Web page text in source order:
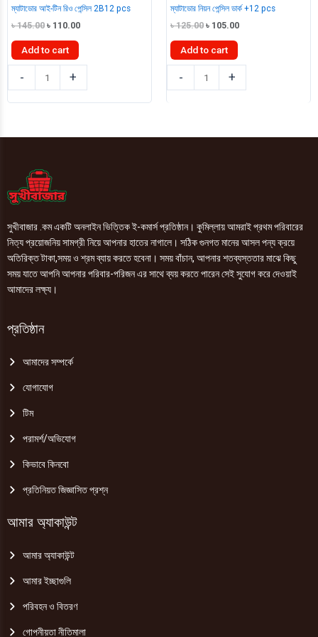
ম্যাটাডোর আই-টিন রিও পেন্সিল 2B12 pcs
৳145.00 Original
was:
৳ 145.00.
৳ 110.00Current
Add to cart
-
আই-
টিন
পেন্সিল
quantity
+
ম্যাটাডোর নিয়ন পেন্সিল ডার্ক +12 pcs
৳125.00 Original
was:
৳ 125.00.
৳ 105.00Current
Add to cart
-
নিয়ন
পেন্সিল
+12
+
সুখীবাজার .কম একটি অনলাইন ভিত্তিক ই-কমার্স প্রতিষ্ঠান। কুমিল্লায় আমরাই প্রথম পরিবারের
নিত্য প্রয়োজনিয় সামগ্রী নিয়ে আপনার হাতের নাগালে। সঠিক গুনগত মানের আসল পন্য ক্রয়ে
অতিরিক্ত টাকা,সময় ও শ্রম ব্যায় করতে হবেনা। সময় বাঁচান, আপনার শতব্যস্ততার মাঝে কিছু
সময় যাতে আপনি আপনার পরিবার-পরিজন এর সাথে ব্যয় করতে পারেন সেই সুযোগ করে দেওয়াই
আমাদের লক্ষ্য।
প্রতিষ্ঠান
আমাদের সম্পর্কে
যোগাযোগ
টিম
পরামর্শ/অভিযোগ
কিভাবে কিনবো
প্রতিনিয়ত জিজ্ঞাসিত প্রশ্ন
আমার অ্যাকাউন্ট
আমার অ্যাকাউন্ট
আমার ইচ্ছাগুলি
পরিবহন ও বিতরণ
গোপনীয়তা নীতিমালা